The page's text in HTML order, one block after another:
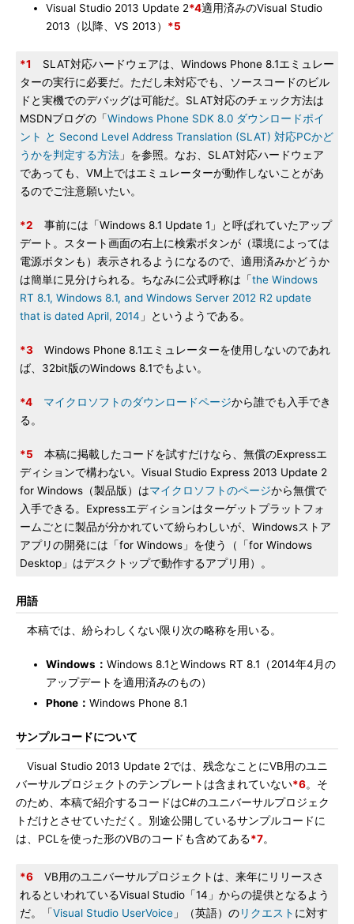
Visual Studio 2013 Update 2*4適用済みのVisual Studio
2013（以降、VS 2013） *5
*1
SLAT対応ハードウェアは、Windows Phone 8.1エミュレー
ターの実行に必要だ。ただし未対応でも、ソースコードのビル
ドと実機でのデバッグは可能だ。SLAT対応のチェック方法は
MSDNブログの「Windows Phone SDK 8.0 ダウンロードポイ
ント と Second Level Address Translation (SLAT) 対応PCかど
うかを判定する方法 」を参照。なお、SLAT対応ハードウェア
であっても、VM上ではエミュレーターが動作しないことがあ
るのでご注意願いたい。
*2 事前には「Windows 8.1 Update 1」と呼ばれていたアップ
デート。スタート画面の右上に検索ボタンが（環境によっては
電源ボタンも）表示されるようになるので、適用済みかどうか
は簡単に見分けられる。ちなみに公式呼称は「the Windows
RT 8.1, Windows 8.1, and Windows Server 2012 R2 update
that is dated April, 2014 」というようである。
*3 Windows Phone 8.1エミュレーターを使用しないのであれ
ば、32bit版のWindows 8.1でもよい。
*4 マイクロソフトのダウンロードページから誰でも入手でき
る。
*5 本稿に掲載したコードを試すだけなら、無償のExpressエ
ディションで構わない。Visual Studio Express 2013 Update 2
for Windows（製品版）はマイクロソフトのページから無償で
入手できる。Expressエディションはターゲットプラットフォ
ームごとに製品が分かれていて紛らわしいが、Windowsストア
アプリの開発には「for Windows」を使う（「for Windows
Desktop」はデスクトップで動作するアプリ用）。
用語
本稿では、紛らわしくない限り次の略称を用いる。
Windows： Windows 8.1とWindows RT 8.1（2014年4月の
アップデートを適用済みのもの）
Phone： Windows Phone 8.1
サンプルコードについて
Visual Studio 2013 Update 2では、残念なことにVB用のユニ
バーサルプロジェクトのテンプレートは含まれていない*6。そ
のため、本稿で紹介するコードはC#のユニバーサルプロジェク
トだけとさせていただく。別途公開しているサンプルコードに
は、PCLを使った形のVBのコードも含めてある*7。
*6 VB用のユニバーサルプロジェクトは、来年にリリースさ
れるといわれているVisual Studio「14」からの提供となるよう
だ。「Visual Studio UserVoice 」（英語）のリクエスト に対す